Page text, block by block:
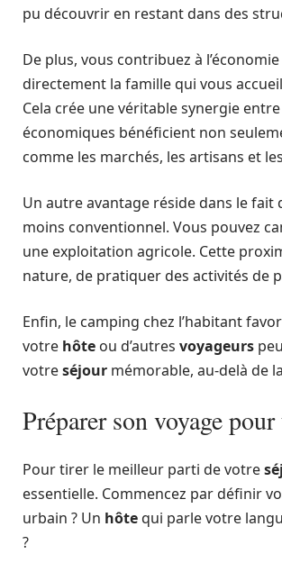
pu découvrir en restant dans des
De plus, vous contribuez à
directement la famille qui vous
Cela crée une véritable synergie
économiques bénéficient non
comme les marchés, les artisans et
Un autre avantage réside dans le fait
moins conventionnel. Vous pouvez
une exploitation agricole. Cette
nature, de pratiquer des activités de
Enfin, le camping chez l’habitant
votre hôte ou d’autres voyageurs
votreséjour mémorable, au-delà de
Préparer son voyage
Pour tirer le meilleur parti de votre
essentielle. Commencez par définir
urbain ? Un hôtequi parle votre
?